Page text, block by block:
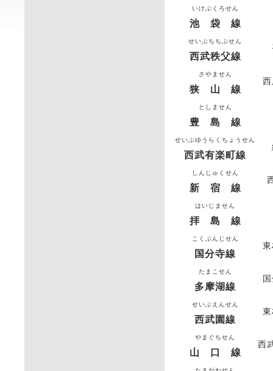
いけぶくろせん
池 袋 線
せいぶちちぶせん
西武秩父線
さやません
狭 山 線
としません
豊 島 線
せいぶゆうらくちょうせん
西武有楽町線
しんじゅくせん
新 宿 線
はいじません
拝 島 線
こくぶんじせん
国分寺線
たまこせん
多摩湖線
せいぶえんせん
西武園線
やまぐちせん
山 口 線
西